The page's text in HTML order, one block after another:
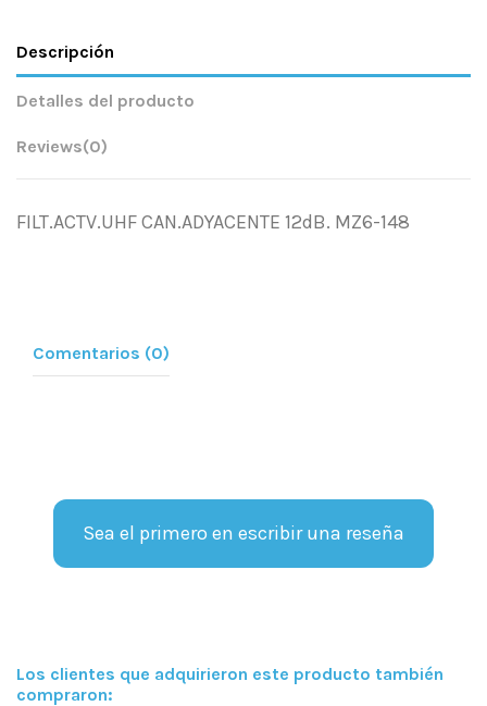
Descripción
Detalles del producto
Reviews(0)
FILT.ACTV.UHF CAN.ADYACENTE 12dB. MZ6-148
Comentarios (0)
Sea el primero en escribir una reseña
Los clientes que adquirieron este producto también
compraron: